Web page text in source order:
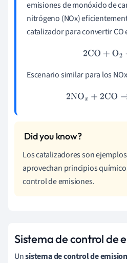
emisiones de monóxido de
nitrógeno (NOx)
catalizador para convertir CO
2CO +O2
Escenario similar para los
2 NO x+2CO →
Los catalizadores son
aprovechan principios
control de emisiones.
Sistema de control de
Unsistema de control de